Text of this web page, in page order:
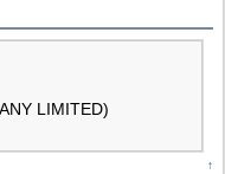
LIMITED)
↑